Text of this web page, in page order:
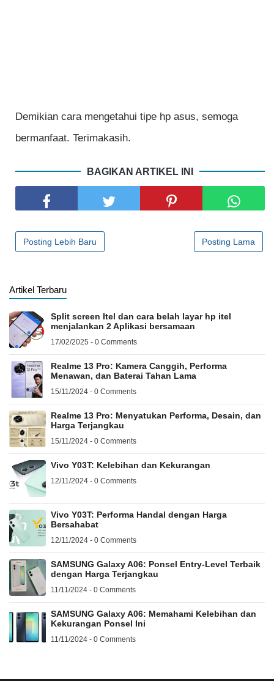
Demikian cara mengetahui tipe hp asus, semoga
bermanfaat. Terimakasih.
BAGIKAN ARTIKEL INI
Posting Lebih Baru Posting Lama
Artikel Terbaru
Split screen Itel dan cara belah layar hp itel
menjalankan 2 Aplikasi bersamaan
17/02/2025 - 0 Comments
Realme 13 Pro: Kamera Canggih, Performa
Menawan, dan Baterai Tahan Lama
15/11/2024 - 0 Comments
Realme 13 Pro: Menyatukan Performa, Desain, dan
Harga Terjangkau
15/11/2024 - 0 Comments
Vivo Y03T: Kelebihan dan Kekurangan
12/11/2024 - 0 Comments
Vivo Y03T: Performa Handal dengan Harga
Bersahabat
12/11/2024 - 0 Comments
SAMSUNG Galaxy A06: Ponsel Entry-Level Terbaik
dengan Harga Terjangkau
11/11/2024 - 0 Comments
SAMSUNG Galaxy A06: Memahami Kelebihan dan
Kekurangan Ponsel Ini
11/11/2024 - 0 Comments